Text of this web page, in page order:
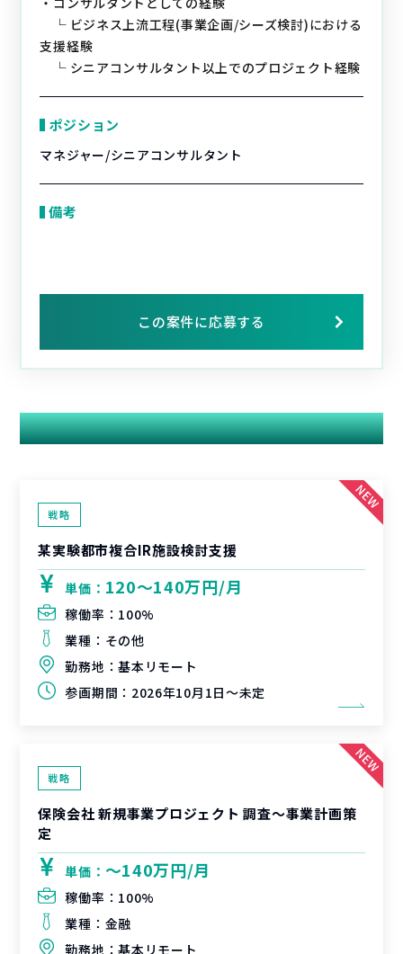
└ ビジネス上流工程(事業企画/シーズ検討)における
支援経験
└ シニアコンサルタント以上でのプロジェクト経験
ポジション
マネジャー/シニアコンサルタント
備考
この案件に応募する
関連する案件
戦略
某実験都市複合IR施設検討支援
単価： 120〜140万円/月
稼働率： 100%
業種： その他
勤務地：基本リモート
参画期間： 2026年10月1日～未定
戦略
保険会社 新規事業プロジェクト 調査〜事業計画策
定
単価： 〜140万円/月
稼働率： 100%
業種： 金融
勤務地：基本リモート